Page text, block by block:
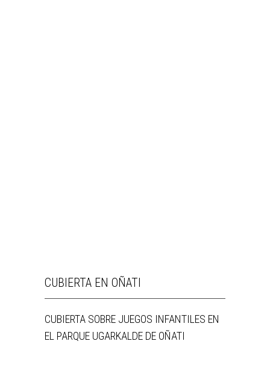
CUBIERTA EN OÑATI
CUBIERTA SOBRE JUEGOS INFANTILES EN
EL PARQUE UGARKALDE DE OÑATI